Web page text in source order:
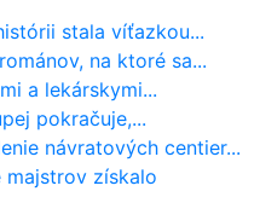
stala víťazkou...
na ktoré sa...
a lekárskymi...
pokračuje,...
návratových centier...
majstrov získalo